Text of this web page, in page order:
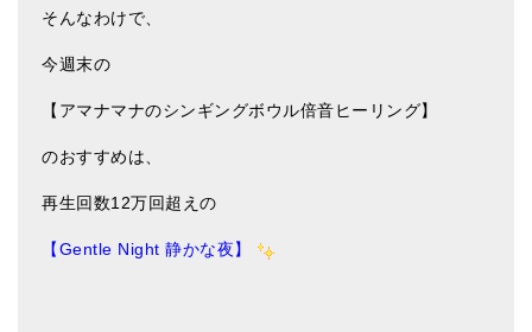
お香定期購入（ラクとくサブスク）
チベット高僧のオラクルカード
ベル＆ドルジェ
シンギングボウル入門本・CD
そんなわけで、
今週末の
【アマナマナのシンギングボウル倍音ヒーリング】
のおすすめは、
再生回数12万回超えの
【Gentle Night 静かな夜】